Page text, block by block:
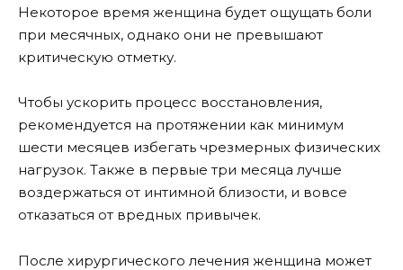
Некоторое время женщина будет ощущать боли
при месячных, однако они не превышают
критическую отметку.
Чтобы ускорить процесс восстановления,
рекомендуется на протяжении как минимум
шести месяцев избегать чрезмерных физических
нагрузок. Также в первые три месяца лучше
воздержаться от интимной близости, и вовсе
отказаться от вредных привычек.
После хирургического лечения женщина может